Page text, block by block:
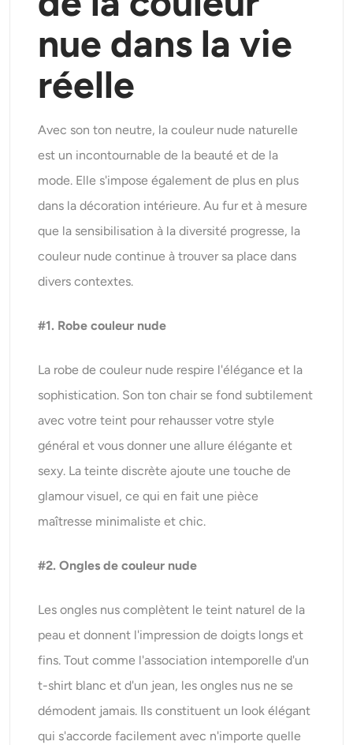
nue dans la vie
réelle
Avec son ton neutre, la couleur nude naturelle
est un incontournable de la beauté et de la
mode. Elle s'impose également de plus en plus
dans la décoration intérieure. Au fur et à mesure
que la sensibilisation à la diversité progresse, la
couleur nude continue à trouver sa place dans
divers contextes.
#1. Robe couleur nude
La robe de couleur nude respire l'élégance et la
sophistication. Son ton chair se fond subtilement
avec votre teint pour rehausser votre style
général et vous donner une allure élégante et
sexy. La teinte discrète ajoute une touche de
glamour visuel, ce qui en fait une pièce
maîtresse minimaliste et chic.
#2. Ongles de couleur nude
Les ongles nus complètent le teint naturel de la
peau et donnent l'impression de doigts longs et
fins. Tout comme l'association intemporelle d'un
t-shirt blanc et d'un jean, les ongles nus ne se
démodent jamais. Ils constituent un look élégant
qui s'accorde facilement avec n'importe quelle